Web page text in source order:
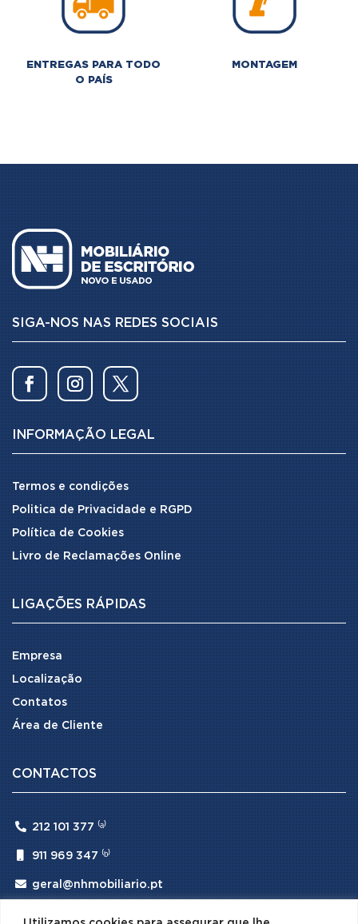
ENTREGAS PARA TODO
O PAÍS
MONTAGEM
SIGA-NOS NAS REDES SOCIAIS
INFORMAÇÃO LEGAL
Termos e condições
Politica de Privacidade e RGPD
Política de Cookies
Livro de Reclamações Online
LIGAÇÕES RÁPIDAS
Empresa
Localização
Contatos
Área de Cliente
CONTACTOS
 212 101 377 ⁽ᵃ⁾
911 969 347 ⁽ᵇ⁾
 geral@nhmobiliario.pt